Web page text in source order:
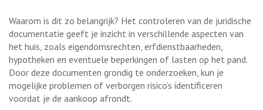
Waarom is dit zo belangrijk? Het controleren van de juridische
documentatie geeft je inzicht in verschillende aspecten van
het huis, zoals eigendomsrechten, erfdienstbaarheden,
hypotheken en eventuele beperkingen of lasten op het pand.
Door deze documenten grondig te onderzoeken, kun je
mogelijke problemen of verborgen risico’s identificeren
voordat je de aankoop afrondt.